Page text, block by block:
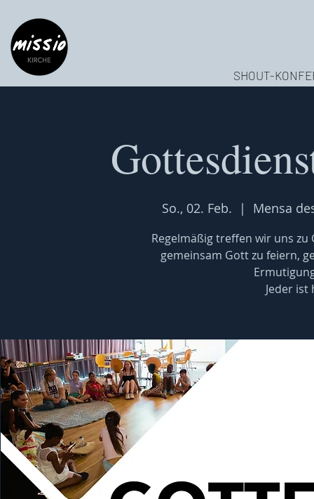
SHOUT-
So., 02. Feb.
  |
Mensa
Regelmäßig treffen wir uns
gemeinsam Gott zu feiern,
Jeder